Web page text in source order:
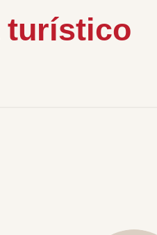
turístico